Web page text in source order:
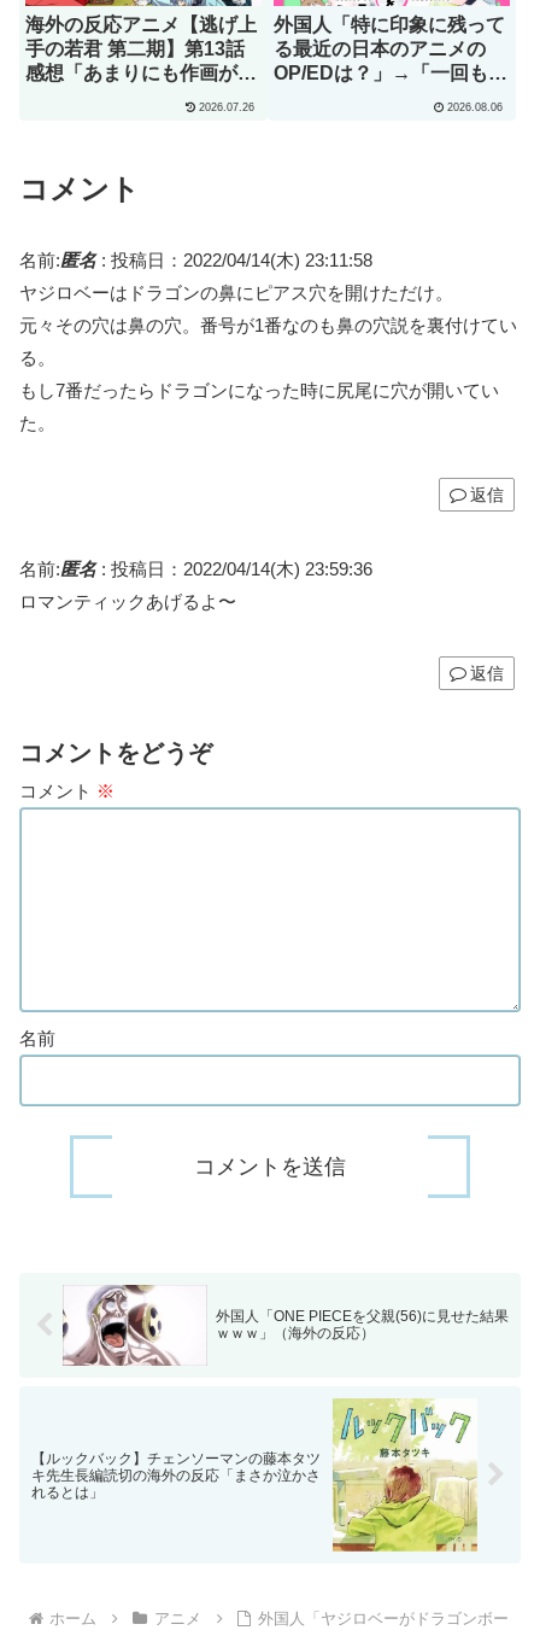
海外の反応アニメ【逃げ上
手の若君 第二期】第13話
感想「あまりにも作画が良
すぎて実写かと思っちゃっ
2026.07.26
外国人「特に印象に残って
る最近の日本のアニメの
OP/EDは？」→「一回も飛
2026.08.06
コメント
名前:匿名: 投稿日：2022/04/14(木) 23:11:58
ヤジロベーはドラゴンの鼻にピアス穴を開けただけ。
元々その穴は鼻の穴。番号が1番なのも鼻の穴説を裏付けてい
る。
もし7番だったらドラゴンになった時に尻尾に穴が開いてい
た。
返信
名前:匿名: 投稿日：2022/04/14(木) 23:59:36
ロマンティックあげるよ〜
返信
コメントをどうぞ
コメント ※
名前
外国人「ONE PIECEを父親(56)に見せた結果
ｗｗｗ」（海外の反応）
【ルックバック】チェンソーマンの藤本タツ
キ先生長編読切の海外の反応「まさか泣かさ
れるとは」
ホーム アニメ 外国人「ヤジロベーがドラゴンボー